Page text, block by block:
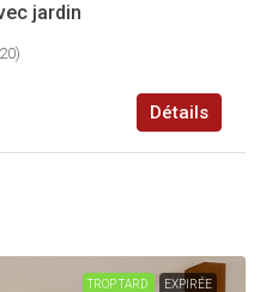
jardin
Détails
TROP TARD EXPIRÉE